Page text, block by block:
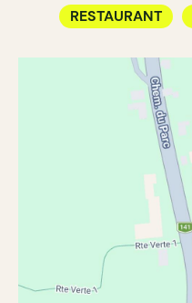
RESTAURANT